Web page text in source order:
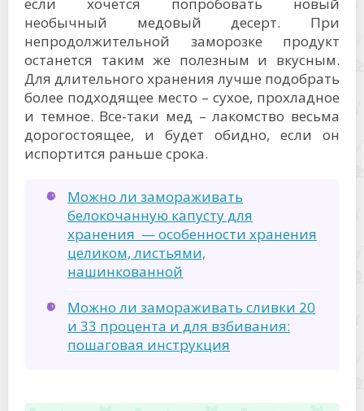
Поделитесь в социальных сетях!
Оцените статью:
ПОЛЕЗНЫЕ СТАТЬИ
Полевая кухня на Новый год: идеи организации